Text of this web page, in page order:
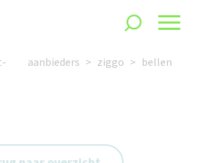
aanbieders ziggo bellen